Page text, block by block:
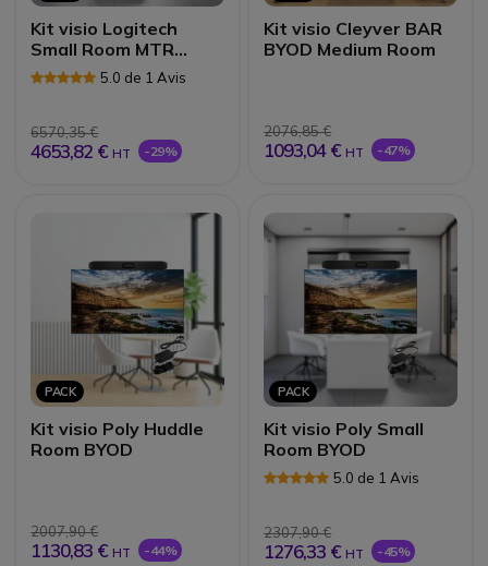
Kit visio Logitech
Small Room MTR
Windows5.0 de 1 Avis
6570,35 €
4653,82 € HT -29%
Kit visio Cleyver BAR
BYOD Medium Room
2076,85 €
1093,04 € HT -47%
PACK
Kit visio Poly Huddle
Room BYOD
2007,90 €
1130,83 € HT -44%
PACK
Kit visio Poly Small
Room BYOD
5.0 de 1 Avis
2307,90 €
1276,33 € HT -45%